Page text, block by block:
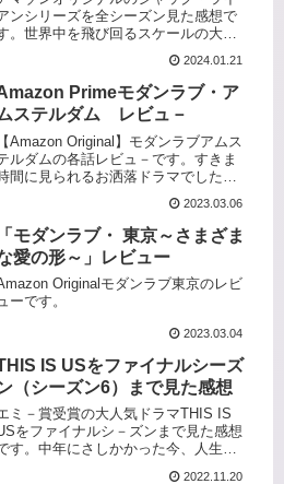
ンシリーズを全シーズン見た感想で
。世界中を飛び回るスケールの大き
は絶対にオススメのドラマです！2024.01.21
Primeモダンラブ・ア
ステルダム レビュ－
【Amazon Original】モダンラブアムス
ルダムの各話レビュ－です。すきま
間に見られるお洒落ドラマでした。
2023.03.06
「モダンラブ・ 東京～さまざま
愛の形～」レビュー
Originalモダンラブ東京のレビ
ーです。
2023.03.04
IS USをファイナルシーズ
（シーズン6）まで見た感想
ミ－賞受賞の大人気ドラマTHIS IS
をファイナルシ－ズンまで見た感想
す。中年にさしかかった今、人生を
2022.11.20